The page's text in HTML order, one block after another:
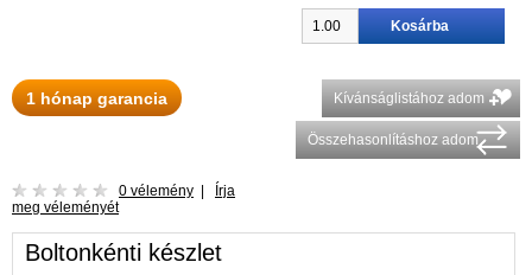
1 hónap garancia Kívánságlistához adom
Összehasonlításhoz adom
0 vélemény | Írja
meg véleményét
Boltonkénti készlet